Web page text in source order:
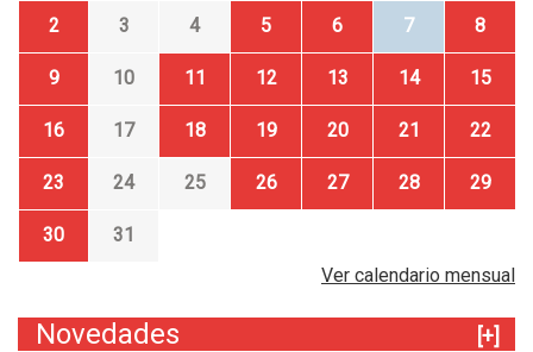
2 3 4 5 6 7 8
9 10 11 12 13 14 15
16 17 18 19 20 21 22
23 24 25 26 27 28 29
30
31
Ver calendario mensual
Novedades
[+]